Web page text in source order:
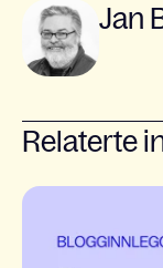
Jan
Relaterte